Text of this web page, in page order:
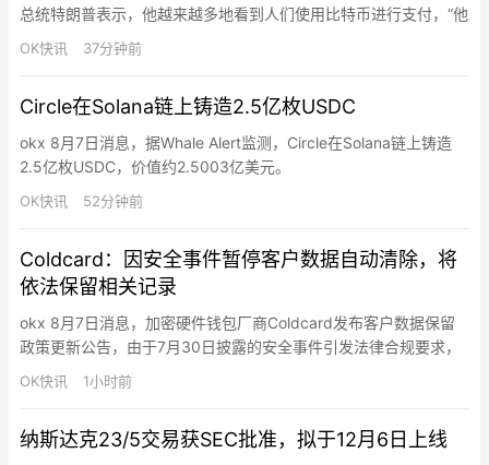
总统特朗普表示，他越来越多地看到人们使用比特币进行支付，“他
们甚至已经不知道现金为何物”。特朗普称，“加密货币是件大事。”
OK快讯 37分钟前
Circle在Solana链上铸造2.5亿枚USDC
okx 8月7日消息，据Whale Alert监测，Circle在Solana链上铸造
2.5亿枚USDC，价值约2.5003亿美元。
OK快讯 52分钟前
Coldcard：因安全事件暂停客户数据自动清除，将
依法保留相关记录
okx 8月7日消息，加密硬件钱包厂商Coldcard发布客户数据保留
政策更新公告，由于7月30日披露的安全事件引发法律合规要求，
该公司已暂时暂停原有的客户数据自动清除机制。此前，Coldcard
的标准做法是在客户记录保存120天后自动清空，仅保留用户邮箱
除数据。Coldcard表示，因安全事件涉及正…
OK快讯 1小时前
纳斯达克23/5交易获SEC批准，拟于12月6日上线